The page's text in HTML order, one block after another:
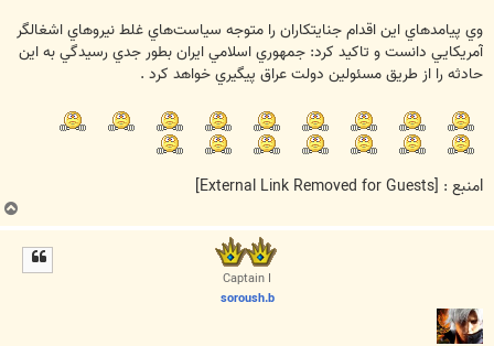
وي پيامدهاي اين اقدام جنايتكاران را متوجه سياست‌هاي غلط نيروهاي اشغالگر
آمريكايي دانست و تاكيد كرد: جمهوري اسلامي ايران بطور جدي رسيدگي به اين
حادثه را از طريق مسئولين دولت عراق پيگيري خواهد كرد .
lمنبع : [External Link Removed for Guests]
Captain I
soroush.b